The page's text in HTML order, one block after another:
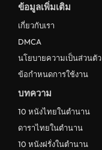
ข้อมูลเพิ่มเติม
เกี่ยวกับเรา
DMCA
นโยบายความเป็นส่วนตัว
ข้อกำหนดการใช้งาน
บทความ
10 หนังไทยในตำนาน
ดาราไทยในตำนาน
10 หนังฝรั่งในตำนาน